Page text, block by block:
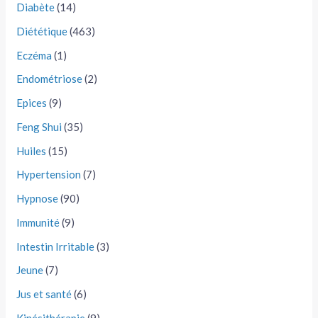
Diabète(14)
Diététique(463)
Eczéma (1)
Endométriose(2)
Epices (9)
Feng Shui (35)
Huiles (15)
Hypertension (7)
Hypnose(90)
Immunité(9)
Intestin Irritable(3)
Jeune(7)
Jus et santé(6)